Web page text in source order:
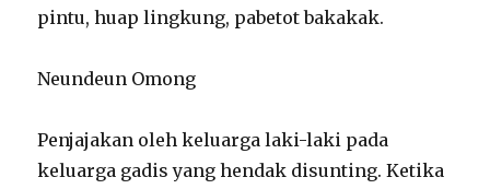
pintu, huap lingkung, pabetot bakakak.
Neundeun Omong
Penjajakan oleh keluarga laki-laki pada
keluarga gadis yang hendak disunting. Ketika